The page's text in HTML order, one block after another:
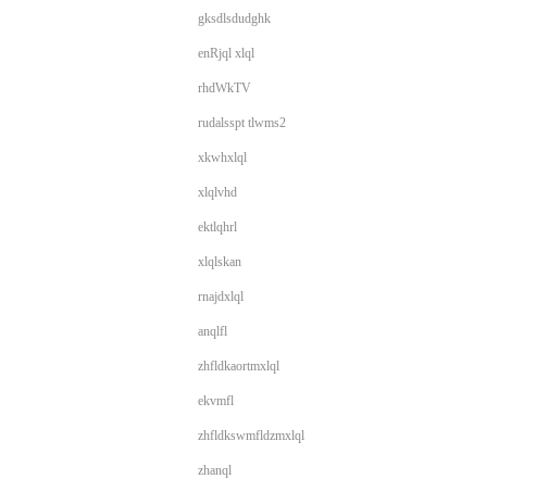
gksdlsdudghk
enRjql xlql
rhdWkTV
rudalsspt tlwms2
xkwhxlql
xlqlvhd
ektlqhrl
xlqlskan
rnajdxlql
anqlfl
zhfldkaortmxlql
ekvmfl
zhfldkswmfldzmxlql
zhanql